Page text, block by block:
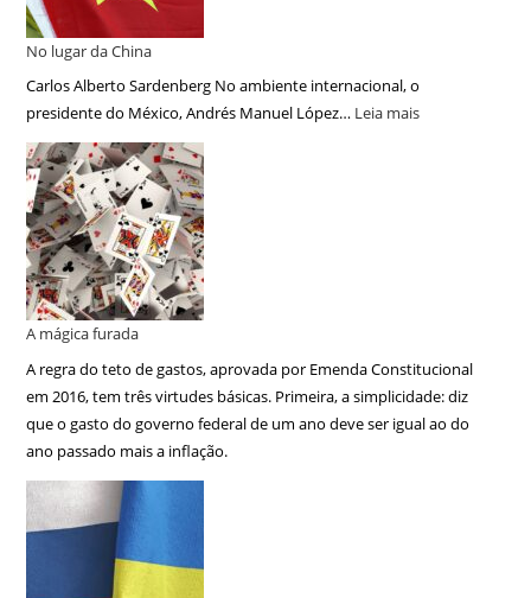
No lugar da China
Carlos Alberto Sardenberg No ambiente internacional, o
presidente do México, Andrés Manuel López… Leia mais
A mágica furada
A regra do teto de gastos, aprovada por Emenda Constitucional
em 2016, tem três virtudes básicas. Primeira, a simplicidade: diz
que o gasto do governo federal de um ano deve ser igual ao do
ano passado mais a inflação.